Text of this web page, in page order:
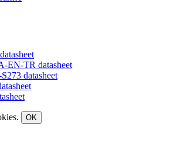
EN-TR datasheet
datasheet
OK